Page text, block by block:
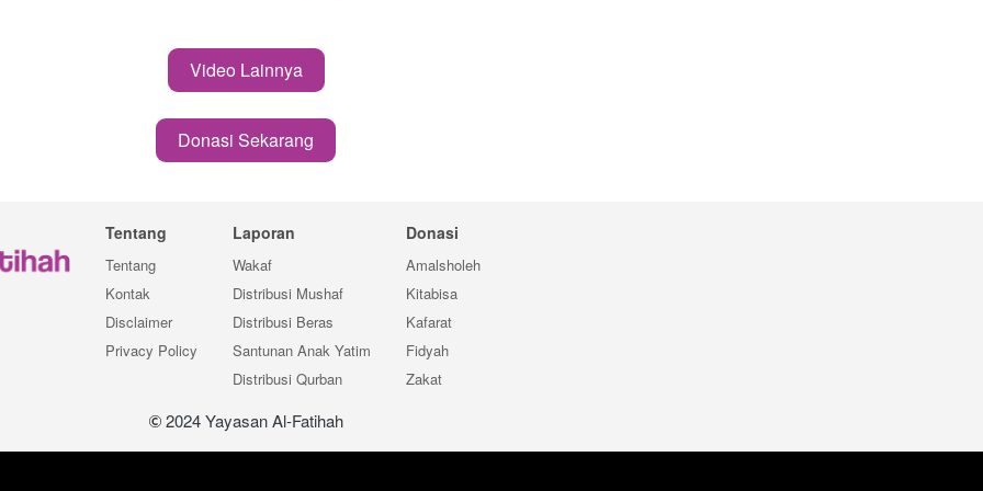
`
Video Lainnya
`Donasi Sekarang
Tentang
Tentang
Kontak
Disclaimer
Privacy Policy
Laporan
Wakaf
Distribusi Mushaf
Distribusi Beras
Santunan Anak Yatim
Distribusi Qurban
Donasi
Amalsholeh
Kitabisa
Kafarat
Fidyah
Zakat
2024 Yayasan Al-Fatihah